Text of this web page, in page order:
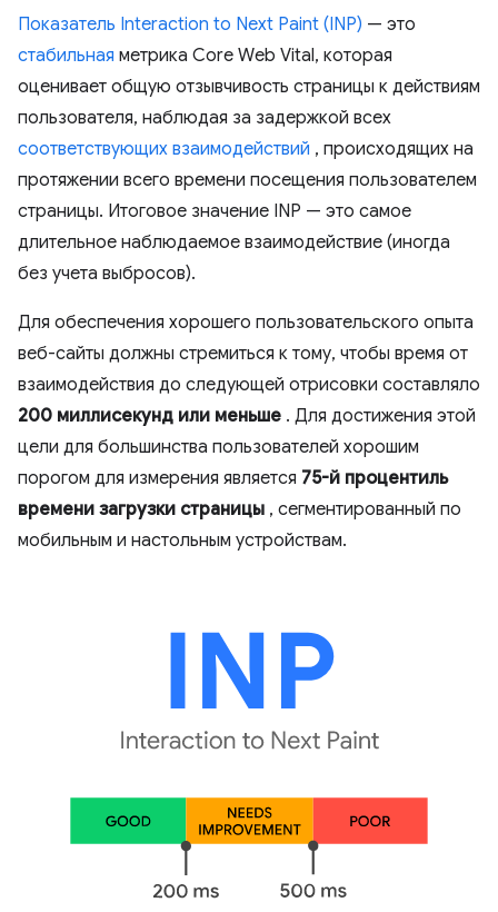
Показатель Interaction to Next Paint (INP) — это
стабильная метрика Core Web Vital, которая
оценивает общую отзывчивость страницы к действиям
пользователя, наблюдая за задержкой всех
соответствующих взаимодействий , происходящих на
протяжении всего времени посещения пользователем
страницы. Итоговое значение INP — это самое
длительное наблюдаемое взаимодействие (иногда
без учета выбросов).
Для обеспечения хорошего пользовательского опыта
веб-сайты должны стремиться к тому, чтобы время от
взаимодействия до следующей отрисовки составляло
200 миллисекунд или меньше . Для достижения этой
цели для большинства пользователей хорошим
порогом для измерения является 75-й процентиль
времени загрузки страницы , сегментированный по
мобильным и настольным устройствам.